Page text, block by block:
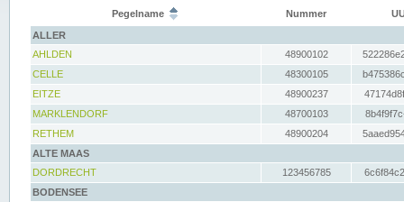
Pegelname Nummer
ALLER
AHLDEN
48900102
CELLE
48300105
EITZE
48900237
MARKLENDORF
48700103
RETHEM
48900204
ALTE MAAS
DORDRECHT
123456785
BODENSEE